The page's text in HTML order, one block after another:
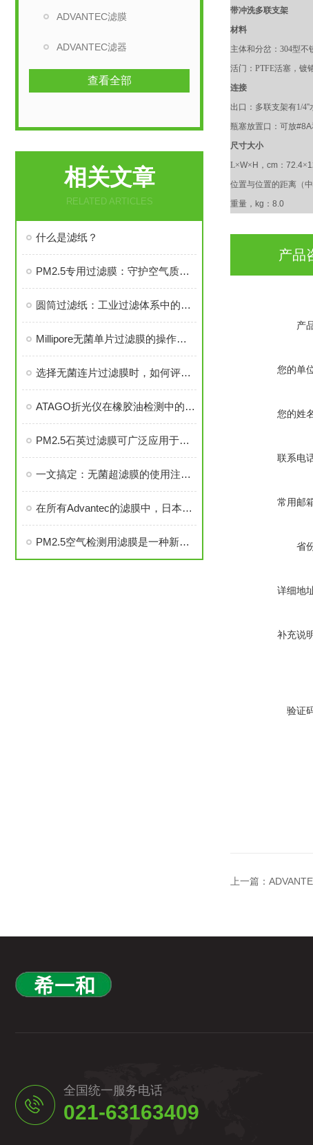
ADVANTEC滤膜
ADVANTEC滤器
查看全部
相关文章
RELATED ARTICLES
什么是滤纸？
PM2.5专用过滤膜：守护空气质量的隐形卫士
圆筒过滤纸：工业过滤体系中的核心耗材与高效解决方案
Millipore无菌单片过滤膜的操作步骤是怎么样的？
选择无菌连片过滤膜时，如何评估它的质量是否合格？
ATAGO折光仪在橡胶油检测中的应用
PM2.5石英过滤膜可广泛应用于各种空气净化设备中
一文搞定：无菌超滤膜的使用注意事项
在所有Advantec的滤膜中，日本ADVANTEC疏水性膜属于高纯度
PM2.5空气检测用滤膜是一种新型、高纯的 PTFE滤膜
带冲洗多联支架
材料
主体和分岔 ： 304型不
活门 ： PTFE活塞，镀
连接
出口 ： 多联支架有1/4''
瓶塞放置口：可放#8A
尺寸大小
L×W× H ， cm ： 72.4×
位置与位置的距离（
重量， kg ： 8.0
产品
产
您的单
您的姓
联系电
常用邮
省
详细地
补充说
验证
上一篇：
全国统一服务电话
021-63163409